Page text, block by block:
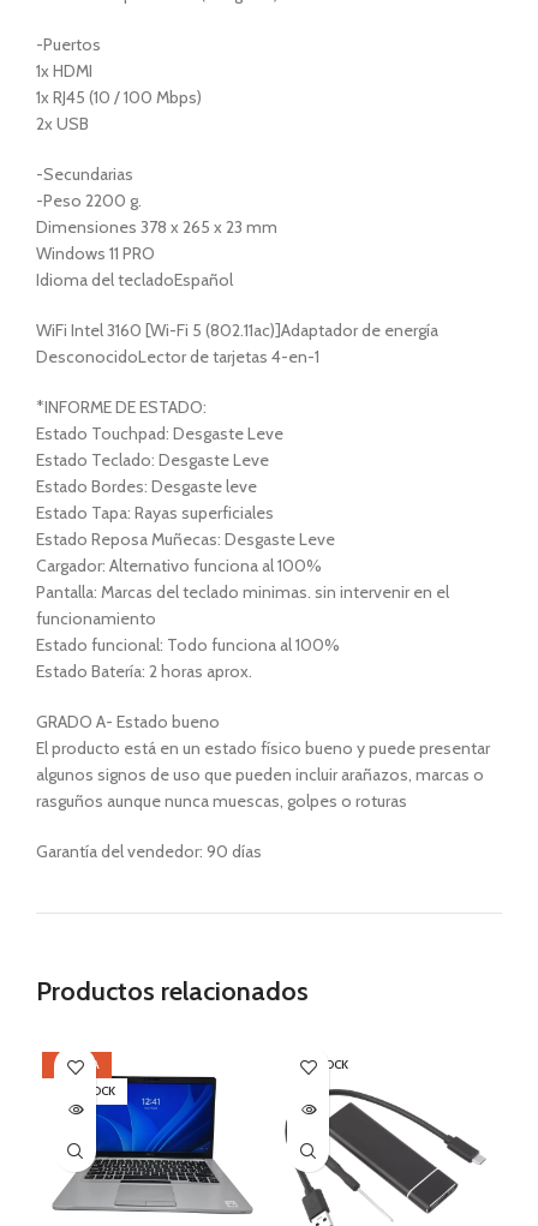
-Puertos
1x HDMI
1x RJ45 (10 / 100 Mbps)
2x USB
-Secundarias
-Peso 2200 g.
Dimensiones 378 x 265 x 23 mm
Windows 11 PRO
Idioma del tecladoEspañol
WiFi Intel 3160 [Wi-Fi 5 (802.11ac)]Adaptador de energía
DesconocidoLector de tarjetas 4-en-1
*INFORME DE ESTADO:
Estado Touchpad: Desgaste Leve
Estado Teclado: Desgaste Leve
Estado Bordes: Desgaste leve
Estado Tapa: Rayas superficiales
Estado Reposa Muñecas: Desgaste Leve
Cargador: Alternativo funciona al 100%
Pantalla: Marcas del teclado minimas. sin intervenir en el
funcionamiento
Estado funcional: Todo funciona al 100%
Estado Batería: 2 horas aprox.
GRADO A- Estado bueno
El producto está en un estado físico bueno y puede presentar
algunos signos de uso que pueden incluir arañazos, marcas o
rasguños aunque nunca muescas, golpes o roturas
Garantía del vendedor: 90 días
Productos relacionados
OFERTA
SIN STOCK
SIN STOCK